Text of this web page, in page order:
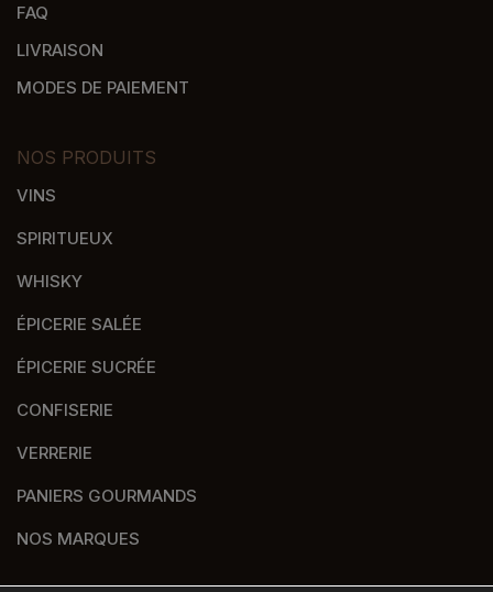
FAQ
LIVRAISON
MODES DE PAIEMENT
NOS PRODUITS
VINS
SPIRITUEUX
WHISKY
ÉPICERIE SALÉE
ÉPICERIE SUCRÉE
CONFISERIE
VERRERIE
PANIERS GOURMANDS
NOS MARQUES